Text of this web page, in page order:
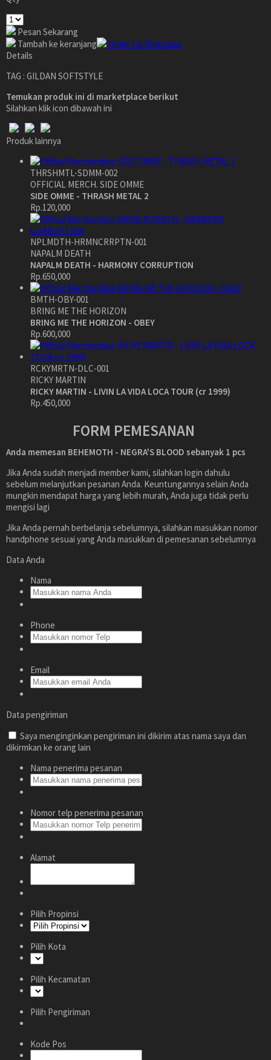
Pesan Sekarang
Tambah ke keranjang
Order via Whatsapp
Details
TAG : GILDAN SOFTSTYLE
Temukan produk ini di marketplace berikut
Silahkan klik icon dibawah ini
Produk lainnya
THRSHMTL-SDMM-002
OFFICIAL MERCH. SIDE OMME
SIDE OMME - THRASH METAL 2
Rp.120,000
NPLMDTH-HRMNCRRPTN-001
NAPALM DEATH
NAPALM DEATH - HARMONY CORRUPTION
Rp.650,000
BMTH-OBY-001
BRING ME THE HORIZON
BRING ME THE HORIZON - OBEY
Rp.600,000
RCKYMRTN-DLC-001
RICKY MARTIN
RICKY MARTIN - LIVIN LA VIDA LOCA TOUR (cr 1999)
Rp.450,000
FORM PEMESANAN
Anda memesan BEHEMOTH - NEGRA'S BLOOD sebanyak 1 pcs
Jika Anda sudah menjadi member kami, silahkan login dahulu
sebelum melanjutkan pesanan Anda. Keuntungannya selain Anda
mungkin mendapat harga yang lebih murah, Anda juga tidak perlu
mengisi lagi
Jika Anda pernah berbelanja sebelumnya, silahkan masukkan nomor
handphone sesuai yang Anda masukkan di pemesanan sebelumnya
Data Anda
Nama
Phone
Email
Data pengiriman
Saya menginginkan pengiriman ini dikirim atas nama saya dan
dikirmkan ke orang lain
Nama penerima pesanan
Nomor telp penerima pesanan
Alamat
Pilih Propinsi
Pilih Kota
Pilih Kecamatan
Pilih Pengiriman
Kode Pos